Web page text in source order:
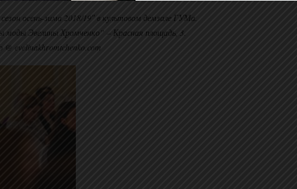
осень-зима 2018/19″ в культовом демзале ГУМа.
Эвелины Хромченко” – Красная площадь, 3.
@ evelinakhromtchenko.com